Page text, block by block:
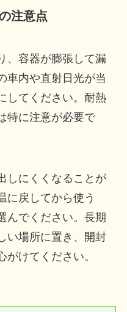
注意点
、容器が膨張して漏
車内や直射日光が当
してください。耐熱
特に注意が必要で
しにくくなることが
に戻してから使う
んでください。長期
い場所に置き、開封
けてください。